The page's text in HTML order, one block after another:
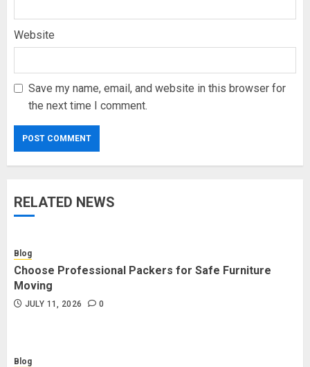
Website
Save my name, email, and website in this browser for
the next time I comment.
RELATED NEWS
Blog
Choose Professional Packers for Safe Furniture
Moving
JULY 11, 2026 0
Blog